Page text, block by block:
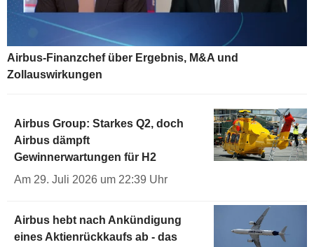
Airbus-Finanzchef über Ergebnis, M&A und
Zollauswirkungen
Airbus Group: Starkes Q2, doch
Airbus dämpft
Gewinnerwartungen für H2
Am 29. Juli 2026 um 22:39 Uhr
Airbus hebt nach Ankündigung
eines Aktienrückkaufs ab - das